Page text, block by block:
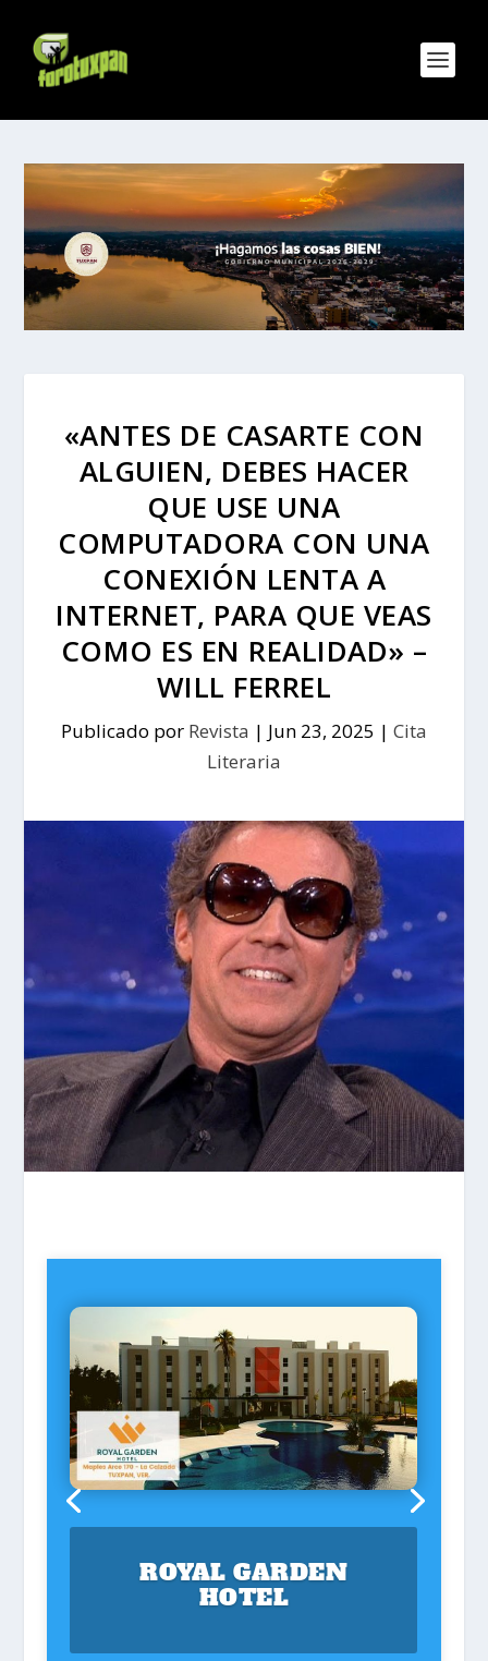
«ANTES DE CASARTE CON
ALGUIEN, DEBES HACER
QUE USE UNA
COMPUTADORA CON UNA
CONEXIÓN LENTA A
INTERNET, PARA QUE VEAS
COMO ES EN REALIDAD» –
WILL FERREL
Publicado por Revista | Jun 23, 2025 | Cita
Literaria
ROYAL GARDEN
HOTEL